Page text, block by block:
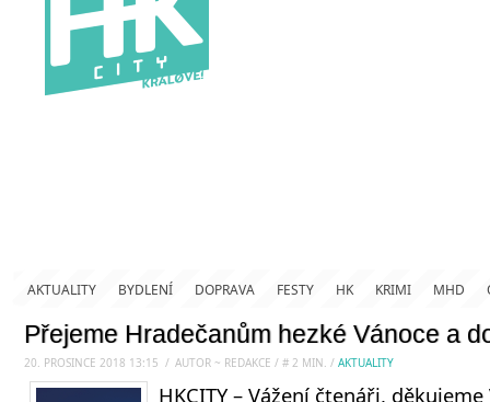
AKTUALITY BYDLENÍ DOPRAVA FESTY HK KRIMI MHD
Přejeme Hradečanům hezké Vánoce a
20. PROSINCE 2018 13:15 / AUTOR ~ REDAKCE / # 2 MIN. / AKTUALITY
HKCITY – Vážení čtenáři,